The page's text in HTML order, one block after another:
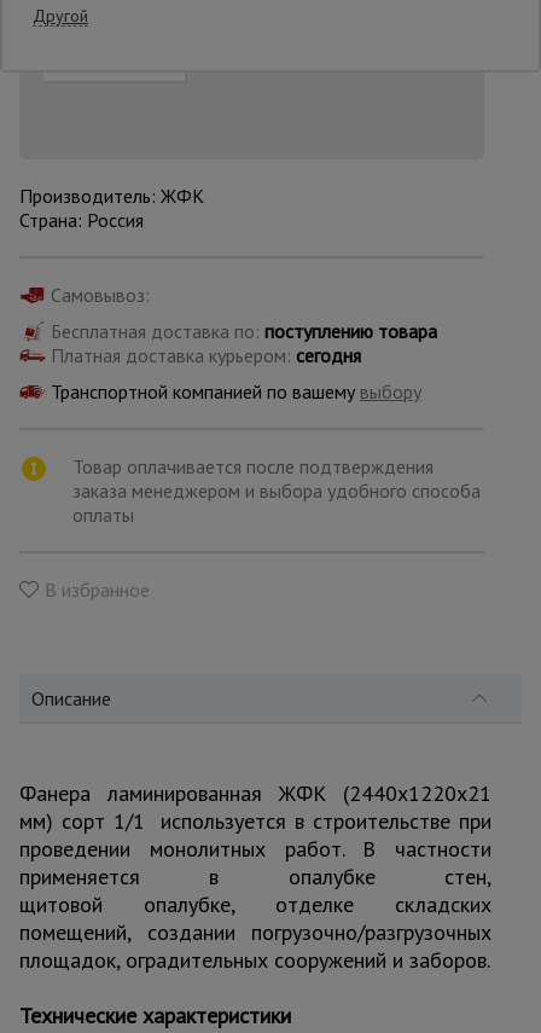
Оборудование
и
стремянки
Штукатурные
комплекты
аппараты
Добавить в корзину
Нашли дешевле?
Производитель: ЖФК
Страна: Россия
Самовывоз:
Бесплатная доставка по: поступлению товара
Платная доставка курьером: сегодня
Транспортной компанией по вашему выбору
Товар оплачивается после подтверждения
заказа менеджером и выбора удобного способа
оплаты
В избранное
Описание
Фанера ламинированная ЖФК (2440х1220х21
мм) сорт 1/1 используется в строительстве при
проведении монолитных работ. В частности
применяется в опалубке стен,
щитовой опалубке, отделке складских
помещений, создании погрузочно/разгрузочных
площадок, оградительных сооружений и заборов.
Технические характеристики
Другой